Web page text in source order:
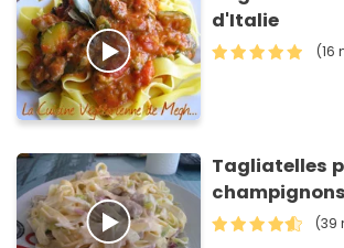
d'Italie
(16
Tagliatelles
champignons
(39